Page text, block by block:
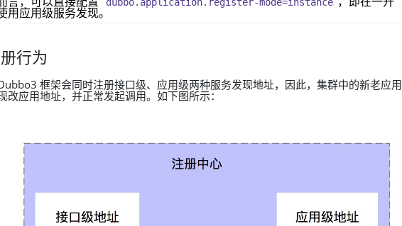
用应用级服务发现。
行为
框架会同时注册接口级、应用级两种服务发现地址，因此，集群中的新老应用
改应用地址，并正常发起调用。如下图所示：